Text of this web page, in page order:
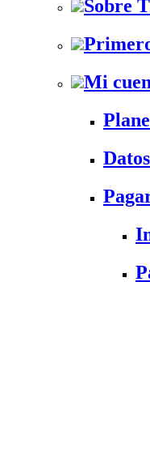
Sobre
Mi